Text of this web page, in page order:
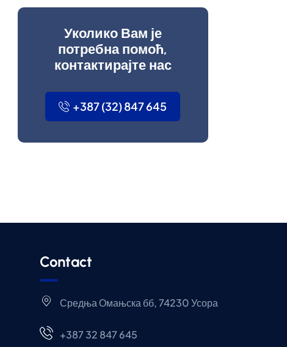
Уколико Вам је
потребна помоћ,
контактирајте нас
+387 (32) 847 645
Contact
Средња Омањска бб, 74230 Усора
+387 32 847 645